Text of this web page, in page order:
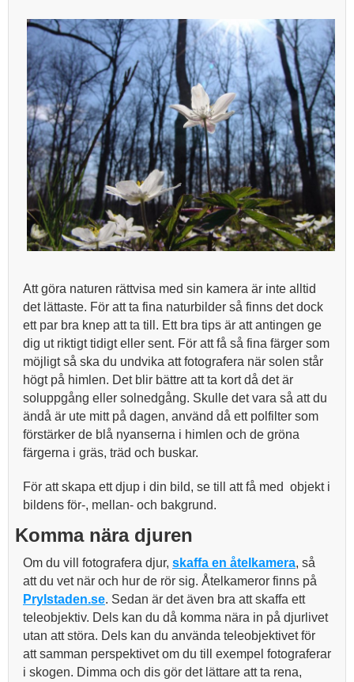
Att göra naturen rättvisa med sin kamera är inte alltid
det lättaste. För att ta fina naturbilder så finns det dock
ett par bra knep att ta till. Ett bra tips är att antingen ge
dig ut riktigt tidigt eller sent. För att få så fina färger som
möjligt så ska du undvika att fotografera när solen står
högt på himlen. Det blir bättre att ta kort då det är
soluppgång eller solnedgång. Skulle det vara så att du
ändå är ute mitt på dagen, använd då ett polfilter som
förstärker de blå nyanserna i himlen och de gröna
färgerna i gräs, träd och buskar.
För att skapa ett djup i din bild, se till att få med objekt i
bildens för-, mellan- och bakgrund.
Komma nära djuren
Om du vill fotografera djur, skaffa en åtelkamera, så
att du vet när och hur de rör sig. Åtelkameror finns på
Prylstaden.se. Sedan är det även bra att skaffa ett
teleobjektiv. Dels kan du då komma nära in på djurlivet
utan att störa. Dels kan du använda teleobjektivet för
att samman perspektivet om du till exempel fotograferar
i skogen. Dimma och dis gör det lättare att ta rena,